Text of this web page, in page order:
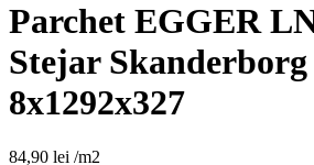
Parchet EGGER
Stejar
8x1292x327
84,90 lei /m2